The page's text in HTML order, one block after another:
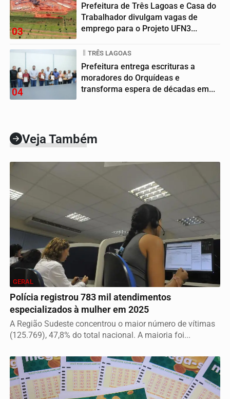
03
Prefeitura de Três Lagoas e Casa do
Trabalhador divulgam vagas de
emprego para o Projeto UFN3...
04
TRÊS LAGOAS
Prefeitura entrega escrituras a
moradores do Orquídeas e
transforma espera de décadas em...
Veja Também
GERAL
Polícia registrou 783 mil atendimentos
especializados à mulher em 2025
A Região Sudeste concentrou o maior número de vítimas
(125.769), 47,8% do total nacional. A maioria foi...